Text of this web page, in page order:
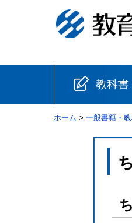
教科書
小学校
ホーム > 一般書籍・